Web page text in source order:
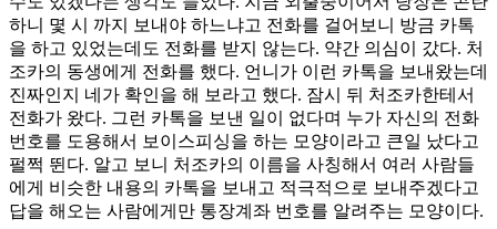
하니 몇 시 까지 보내야 하느냐고 전화를 걸어보니 방금 카톡
을 하고 있었는데도 전화를 받지 않는다. 약간 의심이 갔다. 처
조카의 동생에게 전화를 했다. 언니가 이런 카톡을 보내왔는데
진짜인지 네가 확인을 해 보라고 했다. 잠시 뒤 처조카한테서
전화가 왔다. 그런 카톡을 보낸 일이 없다며 누가 자신의 전화
번호를 도용해서 보이스피싱을 하는 모양이라고 큰일 났다고
펄쩍 뛴다. 알고 보니 처조카의 이름을 사칭해서 여러 사람들
에게 비슷한 내용의 카톡을 보내고 적극적으로 보내주겠다고
답을 해오는 사람에게만 통장계좌 번호를 알려주는 모양이다.